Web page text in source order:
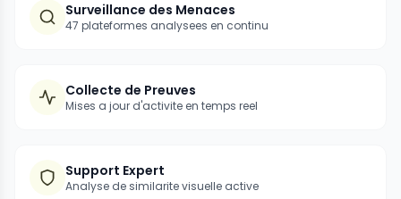
Surveillance des Menaces
47 plateformes analysees en continu
Collecte de Preuves
Mises a jour d'activite en temps reel
Support Expert
Analyse de similarite visuelle active